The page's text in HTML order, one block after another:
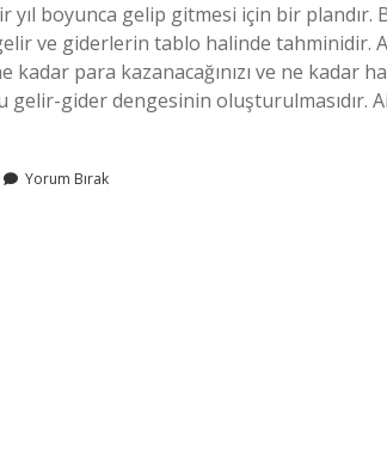
boyunca gelip gitmesi için bir plandır.
ve giderlerin tablo halinde tahminidir.
para kazanacağınızı ve ne kadar
gelir-gider dengesinin oluşturulmasıdır.
Yorum Bırak